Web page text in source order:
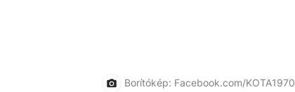
Borítókép: Facebook.com/KOTA1970